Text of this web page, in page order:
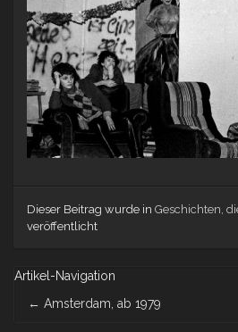
Dieser Beitrag wurde in Geschichten,
veröffentlicht
Artikel-Navigation
← Amsterdam, ab 1979